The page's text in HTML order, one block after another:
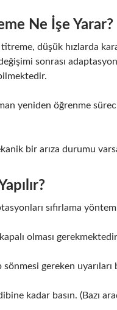
Ne İşe Yarar?
düşük hızlarda
sonrası
yeniden öğrenme
bir arıza durumu
sıfırlama
olması
sönmesi gereken
kadar basın. (Bazı